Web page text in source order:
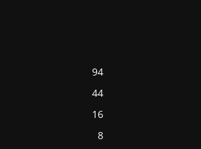
94
44
16
8